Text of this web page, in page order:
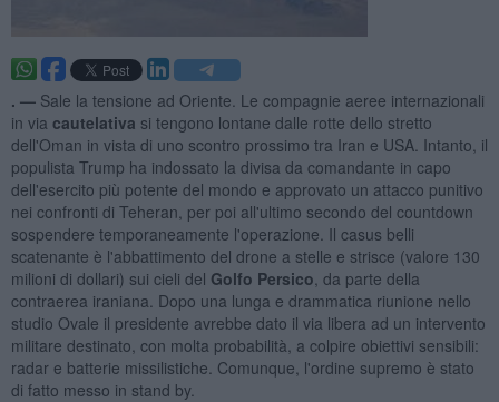
. — Sale la tensione ad Oriente. Le compagnie aeree internazionali
in via cautelativa si tengono lontane dalle rotte dello stretto
dell'Oman in vista di uno scontro prossimo tra Iran e USA. Intanto, il
populista Trump ha indossato la divisa da comandante in capo
dell'esercito più potente del mondo e approvato un attacco punitivo
nei confronti di Teheran, per poi all'ultimo secondo del countdown
sospendere temporaneamente l'operazione. Il casus belli
scatenante è l'abbattimento del drone a stelle e strisce (valore 130
milioni di dollari) sui cieli del Golfo Persico , da parte della
contraerea iraniana. Dopo una lunga e drammatica riunione nello
studio Ovale il presidente avrebbe dato il via libera ad un intervento
militare destinato, con molta probabilità, a colpire obiettivi sensibili:
radar e batterie missilistiche. Comunque, l'ordine supremo è stato
di fatto messo in stand by.